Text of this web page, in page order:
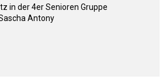
in der 4er Senioren Gruppe
Antony